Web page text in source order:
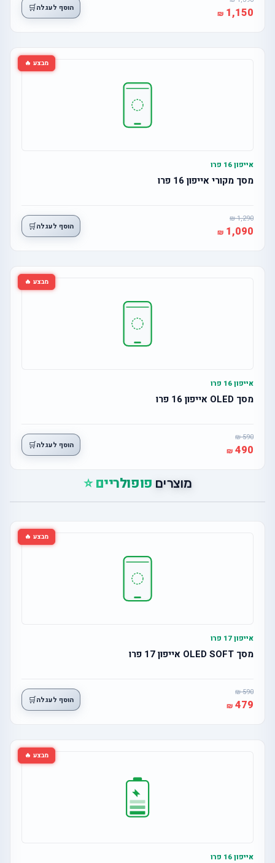
1,150 הוסף לעגלה🛒
מבצע 🔥
אייפון 16 פרו
מסך מקורי אייפון 16 פרו
1,290
1,090 הוסף לעגלה🛒
מבצע 🔥
אייפון 16 פרו
מסך OLED אייפון 16 פרו
590
490 הוסף לעגלה🛒
מוצרים פופולריים ⭐
מבצע 🔥
אייפון 17 פרו
מסך OLED SOFT אייפון 17 פרו
590
479 הוסף לעגלה🛒
מבצע 🔥
אייפון 16 פרו